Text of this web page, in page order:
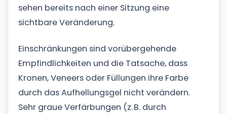
sehen bereits nach einer Sitzung eine
sichtbare Veränderung.
Einschränkungen sind vorübergehende
Empfindlichkeiten und die Tatsache, dass
Kronen, Veneers oder Füllungen ihre Farbe
durch das Aufhellungsgel nicht verändern.
Sehr graue Verfärbungen (z. B. durch